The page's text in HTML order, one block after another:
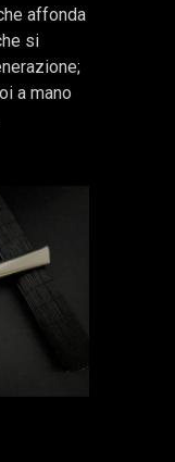
affonda
si
a mano